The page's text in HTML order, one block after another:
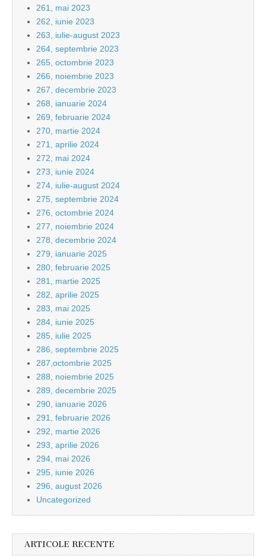
261, mai 2023
262, iunie 2023
263, iulie-august 2023
264, septembrie 2023
265, octombrie 2023
266, noiembrie 2023
267, decembrie 2023
268, ianuarie 2024
269, februarie 2024
270, martie 2024
271, aprilie 2024
272, mai 2024
273, iunie 2024
274, iulie-august 2024
275, septembrie 2024
276, octombrie 2024
277, noiembrie 2024
278, decembrie 2024
279, ianuarie 2025
280, februarie 2025
281, martie 2025
282, aprilie 2025
283, mai 2025
284, iunie 2025
285, iulie 2025
286, septembrie 2025
287,octombrie 2025
288, noiembrie 2025
289, decembrie 2025
290, ianuarie 2026
291, februarie 2026
292, martie 2026
293, aprilie 2026
294, mai 2026
295, iunie 2026
296, august 2026
Uncategorized
ARTICOLE RECENTE